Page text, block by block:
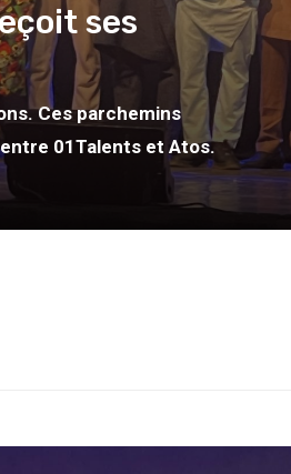
ses
Ces parchemins
01Talents et Atos.